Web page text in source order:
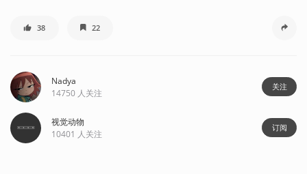
38 22
Nadya
14750 人关注
关注
视觉动物
10401 人关注
订阅